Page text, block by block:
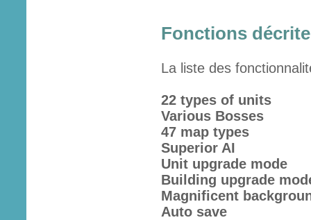
Fonctions
La liste des
22 types of units
Various Bosses
47 map types
Superior AI
Unit upgrade mode
Building upgrade
Magnificent
Auto save